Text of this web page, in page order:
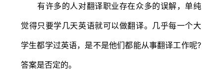
有许多的人对翻译职业存在众多的误解，单纯
觉得只要学几天英语就可以做翻译。几乎每一个大
学生都学过英语，是不是他们都能从事翻译工作呢?
答案是否定的。